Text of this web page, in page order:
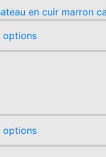
optionsThis
product
may
be
optionsThis
product